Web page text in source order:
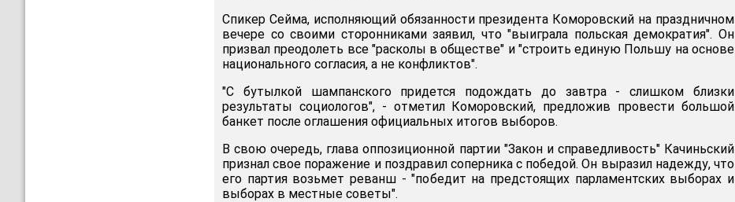
Спикер Сейма, исполняющий обязанности президента Коморовский на праздничном
вечере со своими сторонниками заявил, что "выиграла польская демократия". Он
призвал преодолеть все "расколы в обществе" и "строить единую Польшу на основе
национального согласия, а не конфликтов".
"С бутылкой шампанского придется подождать до завтра - слишком близки
результаты социологов", - отметил Коморовский, предложив провести большой
банкет после оглашения официальных итогов выборов.
В свою очередь, глава оппозиционной партии "Закон и справедливость" Качиньский
признал свое поражение и поздравил соперника с победой. Он выразил надежду, что
его партия возьмет реванш - "победит на предстоящих парламентских выборах и
выборах в местные советы".